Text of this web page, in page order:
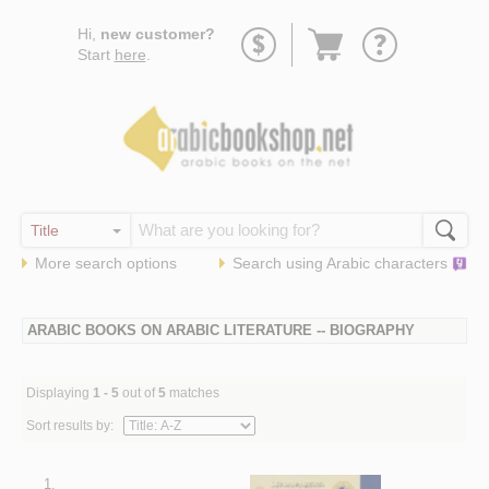
Hi, new customer?
Start here
Go
More search options Search using Arabic characters
ARABIC BOOKS ON ARABIC LITERATURE -- BIOGRAPHY
Displaying 1 - 5 out of 5 matches
Sort results by:
1.